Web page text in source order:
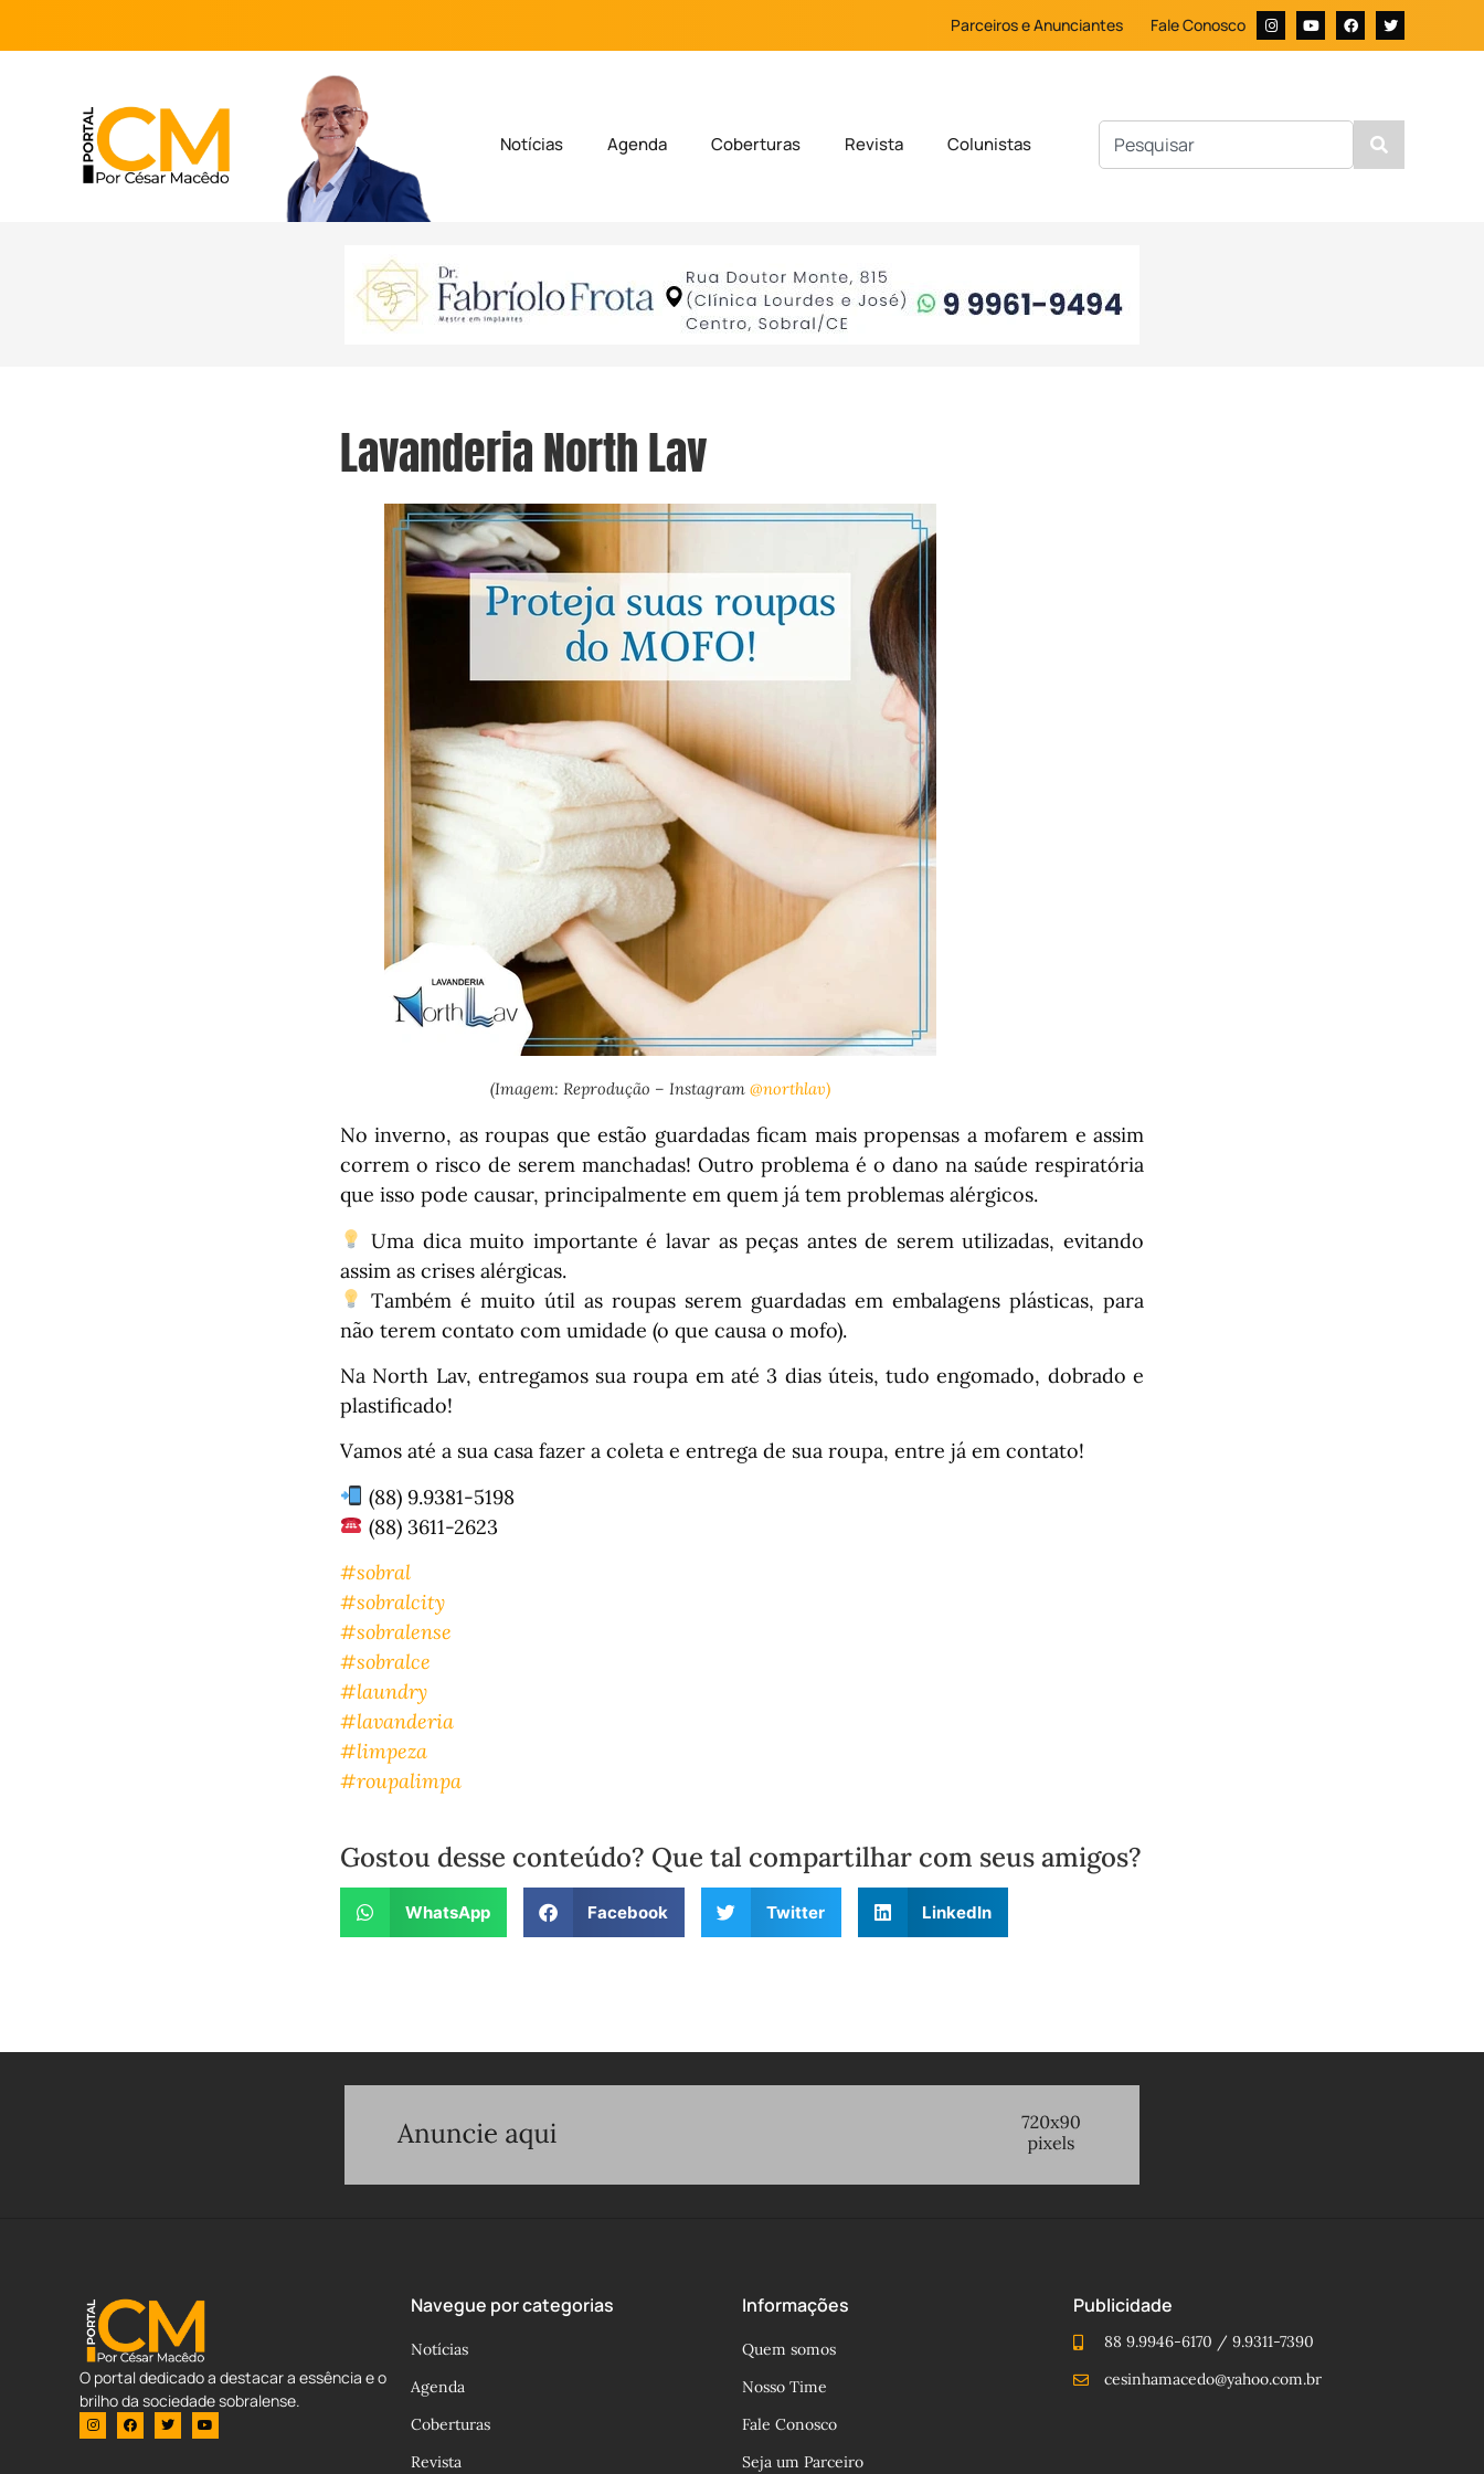
Parceiros e Anunciantes Fale Conosco
Notícias Agenda Coberturas Revista Colunistas
Lavanderia North Lav
(Imagem: Reprodução – Instagram @northlav)
No inverno, as roupas que estão guardadas ficam mais propensas a mofarem e assim
correm o risco de serem manchadas! Outro problema é o dano na saúde respiratória
que isso pode causar, principalmente em quem já tem problemas alérgicos.
Uma dica muito importante é lavar as peças antes de serem utilizadas, evitando
assim as crises alérgicas.
Também é muito útil as roupas serem guardadas em embalagens plásticas, para
não terem contato com umidade (o que causa o mofo).
Na North Lav, entregamos sua roupa em até 3 dias úteis, tudo engomado, dobrado e
plastificado!
Vamos até a sua casa fazer a coleta e entrega de sua roupa, entre já em contato!
(88) 9.9381-5198
(88) 3611-2623
#sobral
#sobralcity
#sobralense
#sobralce
#laundry
#lavanderia
#limpeza
#roupalimpa
Gostou desse conteúdo? Que tal compartilhar com seus amigos?
WhatsApp Facebook Twitter LinkedIn
O portal dedicado a destacar a essência e o
brilho da sociedade sobralense.
Navegue por categorias
Notícias
Agenda
Coberturas
Revista
Informações
Quem somos
Nosso Time
Fale Conosco
Seja um Parceiro
Publicidade
88 9.9946-6170 / 9.9311-7390
cesinhamacedo@yahoo.com.br